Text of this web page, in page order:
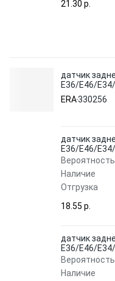
21.30 p.
датчик
E36/E46/
ERA
ERA330256
датчик
E36/E46/
Вероятность
Наличие
Отгрузка
18.55 p.
датчик
E36/E46/
Вероятность
Наличие